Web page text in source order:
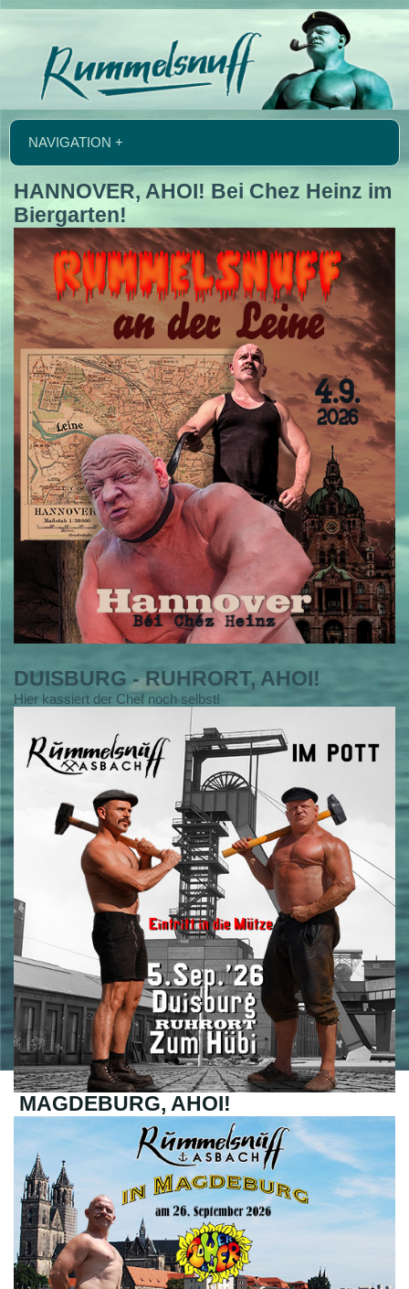
NAVIGATION +
HANNOVER, AHOI! Bei Chez Heinz im
Biergarten!
DUISBURG - RUHRORT, AHOI!
Hier kassiert der Chef noch selbst!
MAGDEBURG, AHOI!